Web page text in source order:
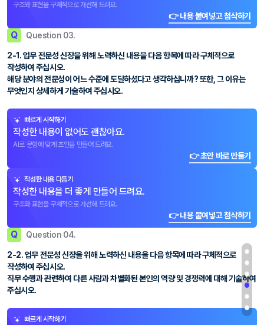
구조와 표현을 구체적으로 개선해 드려요.
👉 내용 붙여넣고 첨삭하기
Q Question 03.
2-1. 업무 전문성 신장을 위해 노력하신 내용을 다음 항목에 따라 구체적으로
작성하여 주십시오.
해당 분야의 전문성이 어느 수준에 도달하셨다고 생각하십니까? 또한, 그 이유는
무엇인지 상세하게 기술하여 주십시오.
빠르게 시작하기
작성한 내용이 없어도 괜찮아요.
AI로 문항에 맞게 초안을 만들어 드려요.
👉 초안 바로 만들기
작성한 내용 다듬기
작성한 내용을 더 좋게 만들어 드려요.
구조와 표현을 구체적으로 개선해 드려요.
👉 내용 붙여넣고 첨삭하기
Q Question 04.
2-2. 업무 전문성 신장을 위해 노력하신 내용을 다음 항목에 따라 구체적으로
작성하여 주십시오.
직무 수행과 관련하여 다른 사람과 차별화된 본인의 역량 및 경쟁력에 대해 기술하여
주십시오.
빠르게 시작하기